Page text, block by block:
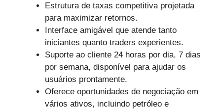
Estrutura de taxas competitiva projetada
para maximizar retornos.
Interface amigável que atende tanto
iniciantes quanto traders experientes.
Suporte ao cliente 24 horas por dia, 7 dias
por semana, disponível para ajudar os
usuários prontamente.
Oferece oportunidades de negociação em
vários ativos, incluindo petróleo e